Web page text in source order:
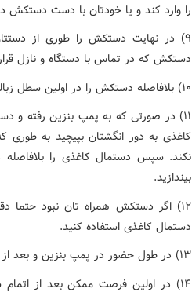
را وارد کند و یا خودتان با دست دستکش
۹) در نهایت دستکش را طوری از
دستکش که در تماس با دستگاه و نازل
۱۰) بلافاصله دستکش را در اولین سطل زباله نزدیک خودتان (ترجیحا دربسته) بیندازید.
۱۱) در صورتی که به پمپ بنزین رفته و
کاغذی به دور انگشتان بپیچید به طوری
نکند. سپس دستمال کاغذی را بلافاصله
بیندازید.
۱۲) اگر دستکش همراه تان نبود حتما
دستمال کاغذی استفاده کنید.
۱۳) در طول حضور در پمپ بنزین و بعد از آن به هیچ وجه صورت خودتان را لمس نکنید.